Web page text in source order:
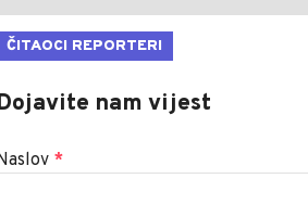
ČITAOCI REPORTERI
nam vijest
*